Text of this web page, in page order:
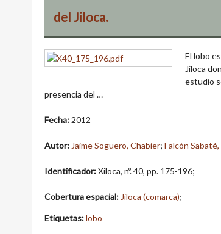
del Jiloca.
El lobo
Jiloca
estudio
presencia del …
Fecha: 2012
Autor: Jaime Soguero, Chabier; Falcón
Identificador:Xiloca, nº. 40, pp. 175-196;
Cobertura espacial: Jiloca (comarca);
Etiquetas:lobo